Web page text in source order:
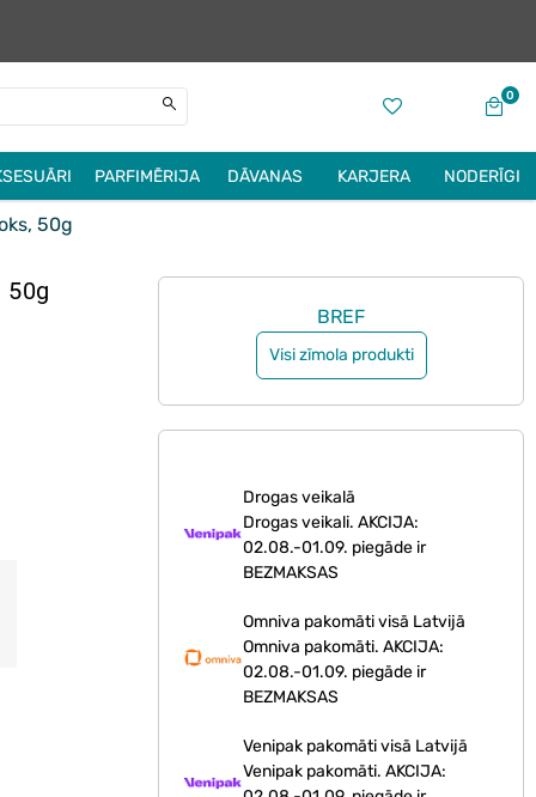
0
PARFIMĒRIJA DĀVANAS KARJERA NODERĪGI
50g
50g
BREF
Visi zīmola produkti
Drogas veikalā
Drogas veikali. AKCIJA:
02.08.-01.09. piegāde ir
BEZMAKSAS
Omniva pakomāti visā Latvijā
Omniva pakomāti. AKCIJA:
02.08.-01.09. piegāde ir
BEZMAKSAS
Venipak pakomāti visā Latvijā
Venipak pakomāti. AKCIJA: